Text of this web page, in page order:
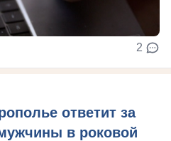
2
ответит за
в роковой